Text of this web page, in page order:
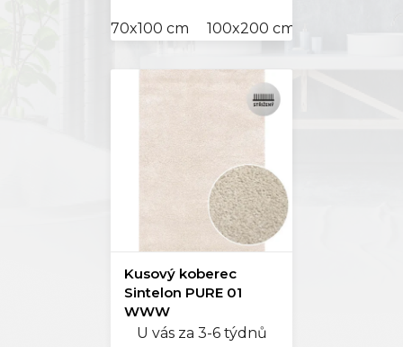
70x100 cm 100x200 cm
Kusový koberec
Sintelon PURE 01
WWW
U vás za 3-6 týdnů